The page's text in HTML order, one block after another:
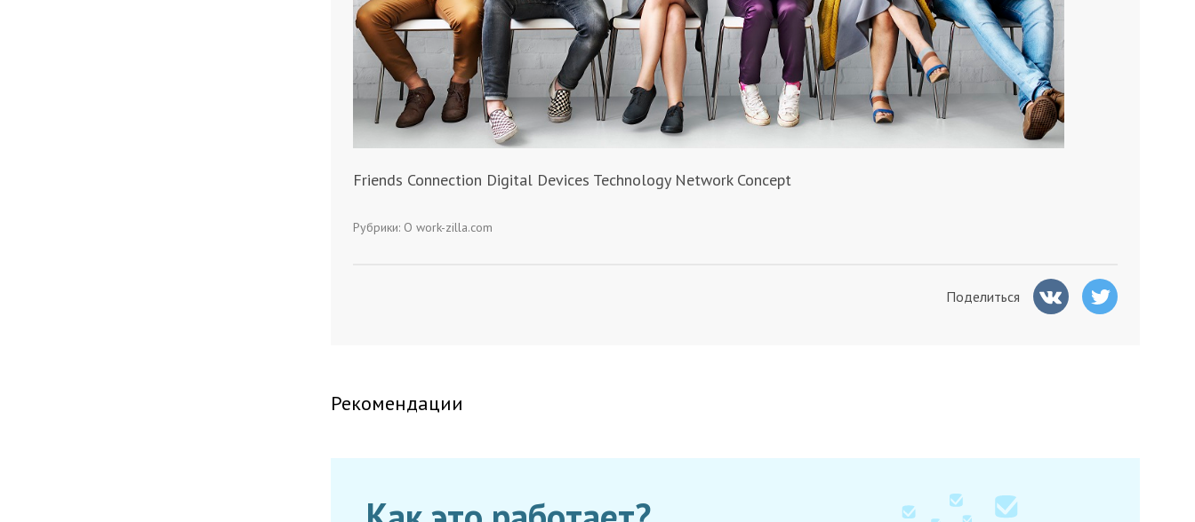
Friends Connection Digital Devices Technology Network Concept
Рубрики: О work-zilla.com
Поделиться
Рекомендации